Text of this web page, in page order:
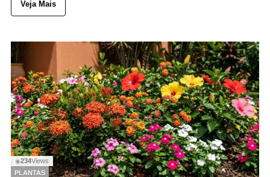
Veja Mais
◉234Views
PLANTAS